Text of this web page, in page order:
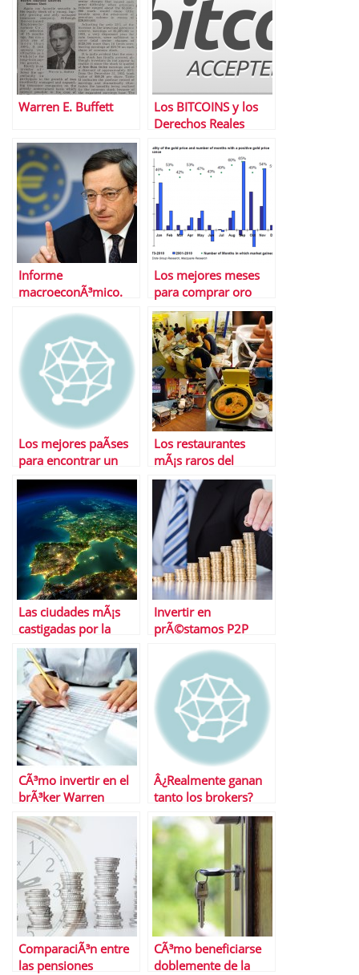
Warren E. Buffett
Los BITCOINS y los
Derechos Reales
Informe
macroeconÃ³mico.
de 2014
Los mejores meses
para comprar oro
Los mejores paÃ­ses
para encontrar un
empleo a tiempo
completo
Los restaurantes
mÃ¡s raros del
mundo
Las ciudades mÃ¡s
castigadas por la
crisis
Invertir en
prÃ©stamos P2P
2022? La tarea
CÃ³mo invertir en el
brÃ³ker Warren
Bowie and Smith
Â¿Realmente ganan
tanto los brokers?
ComparaciÃ³n entre
las pensiones
CÃ³mo beneficiarse
doblemente de la